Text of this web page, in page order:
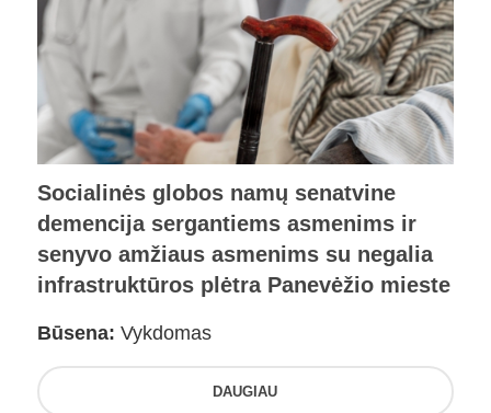
Socialinės globos namų senatvine
demencija sergantiems asmenims ir
senyvo amžiaus asmenims su negalia
infrastruktūros plėtra Panevėžio mieste
Būsena: Vykdomas
DAUGIAU